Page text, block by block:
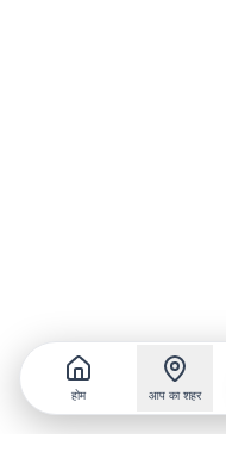
होम आप का शहर